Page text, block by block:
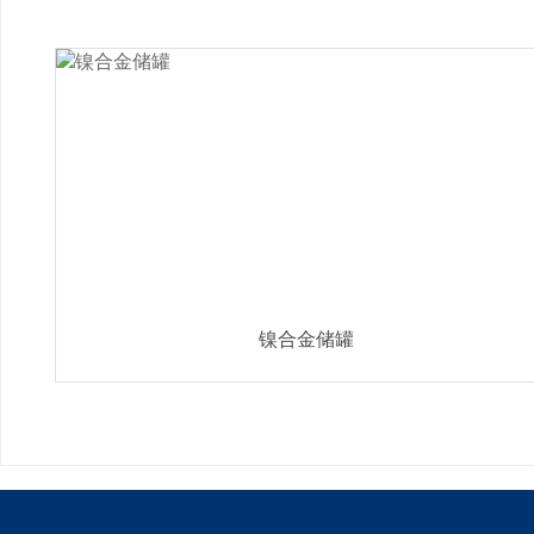
镍合金储罐